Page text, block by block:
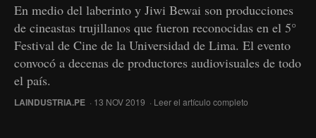
En medio del laberinto y Jiwi Bewai son producciones
de cineastas trujillanos que fueron reconocidas en el 5°
Festival de Cine de la Universidad de Lima. El evento
convocó a decenas de productores audiovisuales de todo
el país.
LAINDUSTRIA.PE · 13 NOV 2019 · Leer el artículo completo